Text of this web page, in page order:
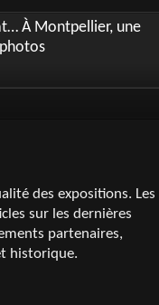
À Montpellier, une
des expositions. Les
sur les dernières
partenaires,
historique.